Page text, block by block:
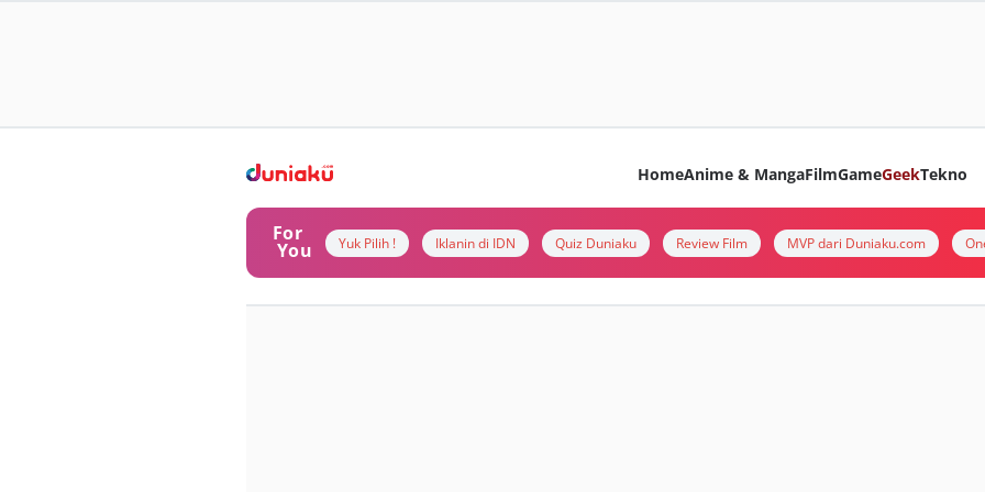
HomeAnime & MangaFilmGameGeekTekno
For
You Yuk Pilih ! Iklanin di IDN Quiz Duniaku Review Film MVP dari Duniaku.com